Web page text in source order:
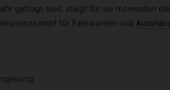
gefragt sind, steigt für sie momentan
für Fabrikanten und